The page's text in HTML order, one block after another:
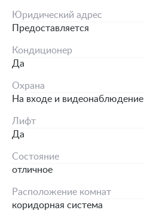
Юридический адрес
Предоставляется
Кондиционер
Да
Охрана
На входе и видеонаблюдение
Лифт
Да
Состояние
отличное
Расположение комнат
коридорная система